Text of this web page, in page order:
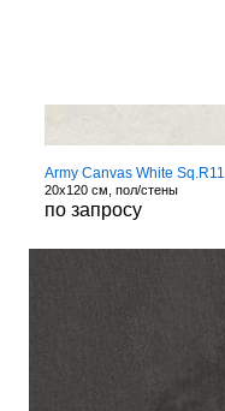
Army Canvas White Sq.R11
20x120 см, пол/стены
по запросу